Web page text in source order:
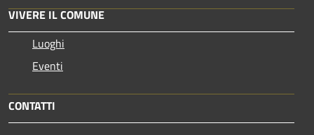
VIVERE IL COMUNE
Luoghi
Eventi
CONTATTI